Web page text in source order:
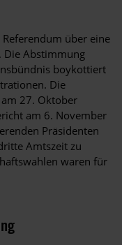
über eine
Die Abstimmung
boykottiert
Die
27. Oktober
am 6. November
Präsidenten
Amtszeit zu
waren für